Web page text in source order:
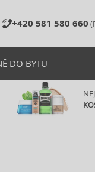
+420 581 580 660
DO BYTU